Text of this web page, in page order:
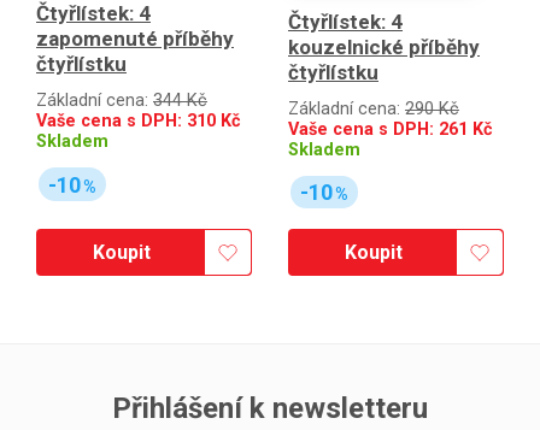
Čtyřlístek: 4
zapomenuté příběhy
čtyřlístku
Základní cena: 344 Kč
Vaše cena s DPH: 310 Kč
Skladem
-10%
Koupit
Čtyřlístek: 4
kouzelnické příběhy
čtyřlístku
Základní cena: 290 Kč
Vaše cena s DPH: 261 Kč
Skladem
-10%
Koupit
Přihlášení k newsletteru